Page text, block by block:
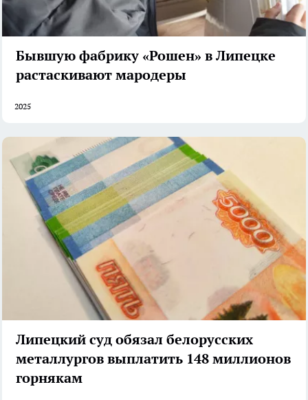
Бывшую фабрику «Рошен» в Липецке
растаскивают мародеры
2025
Липецкий суд обязал белорусских
металлургов выплатить 148 миллионов
горнякам